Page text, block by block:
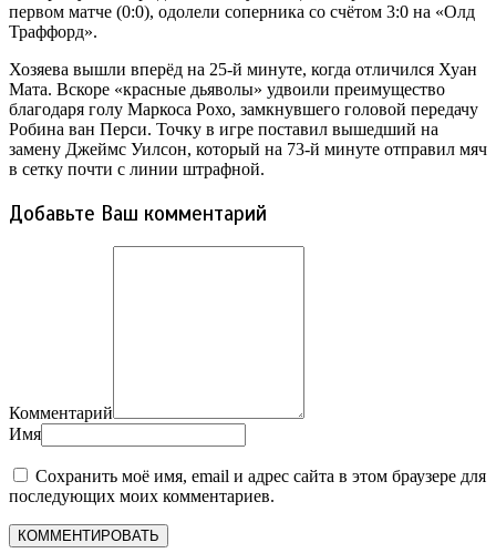
первом матче (0:0), одолели соперника со счётом 3:0 на «Олд
Траффорд».
Хозяева вышли вперёд на 25-й минуте, когда отличился Хуан
Мата. Вскоре «красные дьяволы» удвоили преимущество
благодаря голу Маркоса Рохо, замкнувшего головой передачу
Робина ван Перси. Точку в игре поставил вышедший на
замену Джеймс Уилсон, который на 73-й минуте отправил мяч
в сетку почти с линии штрафной.
Добавьте Ваш комментарий
Комментарий
Имя
Сохранить моё имя, email и адрес сайта в этом браузере для
последующих моих комментариев.